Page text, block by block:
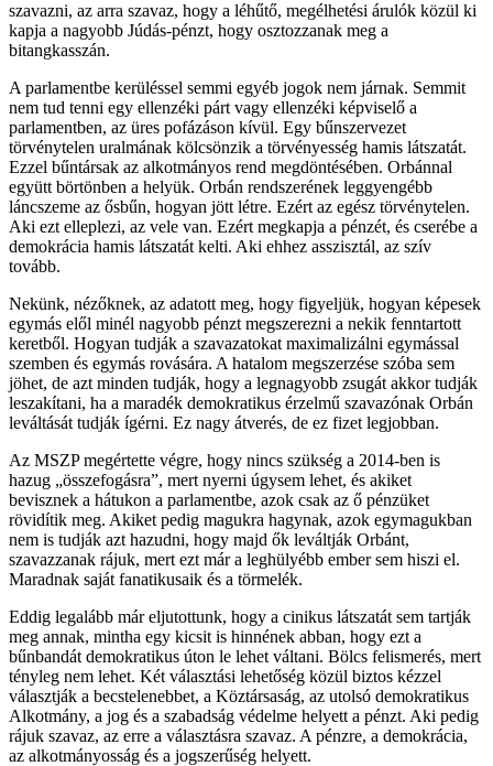
szavazni, az arra szavaz, hogy a léhűtő, megélhetési árulók közül ki
kapja a nagyobb Júdás-pénzt, hogy osztozzanak meg a
bitangkasszán.
A parlamentbe kerüléssel semmi egyéb jogok nem járnak. Semmit
nem tud tenni egy ellenzéki párt vagy ellenzéki képviselő a
parlamentben, az üres pofázáson kívül. Egy bűnszervezet
törvénytelen uralmának kölcsönzik a törvényesség hamis látszatát.
Ezzel bűntársak az alkotmányos rend megdöntésében. Orbánnal
együtt börtönben a helyük. Orbán rendszerének leggyengébb
láncszeme az ősbűn, hogyan jött létre. Ezért az egész törvénytelen.
Aki ezt elleplezi, az vele van. Ezért megkapja a pénzét, és cserébe a
demokrácia hamis látszatát kelti. Aki ehhez asszisztál, az szív
tovább.
Nekünk, nézőknek, az adatott meg, hogy figyeljük, hogyan képesek
egymás elől minél nagyobb pénzt megszerezni a nekik fenntartott
keretből. Hogyan tudják a szavazatokat maximalizálni egymással
szemben és egymás rovására. A hatalom megszerzése szóba sem
jöhet, de azt minden tudják, hogy a legnagyobb zsugát akkor tudják
leszakítani, ha a maradék demokratikus érzelmű szavazónak Orbán
leváltását tudják ígérni. Ez nagy átverés, de ez fizet legjobban.
Az MSZP megértette végre, hogy nincs szükség a 2014-ben is
hazug „összefogásra”, mert nyerni úgysem lehet, és akiket
bevisznek a hátukon a parlamentbe, azok csak az ő pénzüket
rövidítik meg. Akiket pedig magukra hagynak, azok egymagukban
nem is tudják azt hazudni, hogy majd ők leváltják Orbánt,
szavazzanak rájuk, mert ezt már a leghülyébb ember sem hiszi el.
Maradnak saját fanatikusaik és a törmelék.
Eddig legalább már eljutottunk, hogy a cinikus látszatát sem tartják
meg annak, mintha egy kicsit is hinnének abban, hogy ezt a
bűnbandát demokratikus úton le lehet váltani. Bölcs felismerés, mert
tényleg nem lehet. Két választási lehetőség közül biztos kézzel
választják a becstelenebbet, a Köztársaság, az utolsó demokratikus
Alkotmány, a jog és a szabadság védelme helyett a pénzt. Aki pedig
rájuk szavaz, az erre a választásra szavaz. A pénzre, a demokrácia,
az alkotmányosság és a jogszerűség helyett.